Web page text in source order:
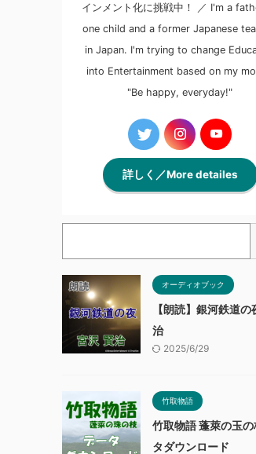
インメント化に挑戦中！ ／ I'm a
one child and a former Japanese
in Japan. I'm trying to change
into Entertainment based on my
"Be happy, everyday!"
詳しく／More detailes
オーディオブック
【朗読】銀河鉄道の
治
2025/6/29
竹取物語
竹取物語 蓬萊の玉
タダウンロード